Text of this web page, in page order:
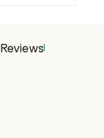
Reviews